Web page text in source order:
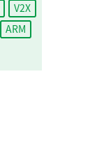
V2X
ARM